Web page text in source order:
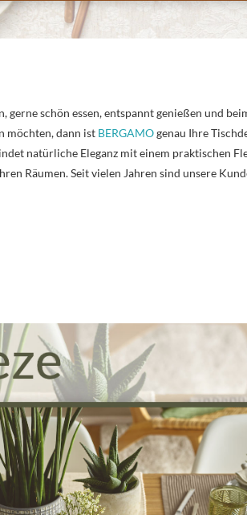
gerne schön essen, entspannt genießen und
möchten, dann ist BERGAMOgenau Ihre
natürliche Eleganz mit einem praktischen
Räumen. Seit vielen Jahren sind unsere